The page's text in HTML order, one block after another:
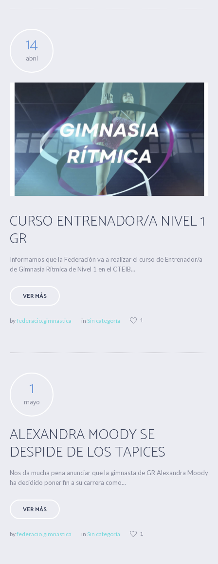
14
abril
CURSO ENTRENADOR/A NIVEL 1
GR
Informamos que la Federación va a realizar el curso de Entrenador/a
de Gimnasia Rítmica de Nivel 1 en el CTEIB...
VER MÁS
byfederacio.gimnastica in Sin categoría 1
1
mayo
ALEXANDRA MOODY SE
DESPIDE DE LOS TAPICES
Nos da mucha pena anunciar que la gimnasta de GR Alexandra Moody
ha decidido poner fin a su carrera como...
VER MÁS
byfederacio.gimnastica in Sin categoría 1